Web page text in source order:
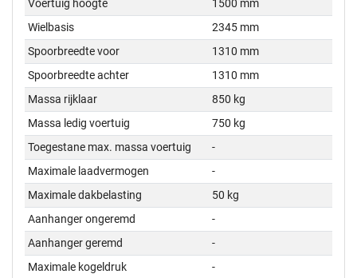
Voertuig hoogte
1500 mm
Wielbasis
2345 mm
Spoorbreedte voor
1310 mm
Spoorbreedte achter
1310 mm
Massa rijklaar
850 kg
Massa ledig voertuig
750 kg
Toegestane max. massa voertuig
-
Maximale laadvermogen
-
Maximale dakbelasting
50 kg
Aanhanger ongeremd
-
Aanhanger geremd
-
Maximale kogeldruk
-